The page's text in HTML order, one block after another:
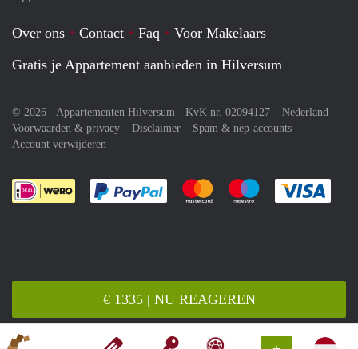
€ 1335 | NU REAGEREN
Over ons Contact Faq
Voor Makelaars
Gratis je Appartement aanbieden in Hilversum
© 2026 - Appartementen Hilversum - KvK nr. 02094127 – Nederland
Voorwaarden & privacy
Disclaimer
Spam & nep-accounts
Account verwijderen
Je rekent gemakkelijk af met Paypal
Je rekent gemakkelijk af met
Je rekent